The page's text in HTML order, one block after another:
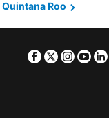
Quintana Roo
Facebook
Twitter